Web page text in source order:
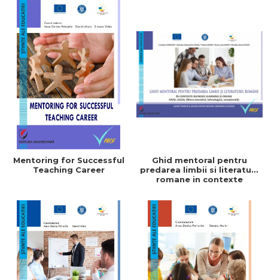
Mentoring for Successful
Teaching Career
Ghid mentoral pentru
predarea limbii si literaturii
romane in contexte
Nivel liceal (filiera
teoretica, tehnologica,
vocationala)